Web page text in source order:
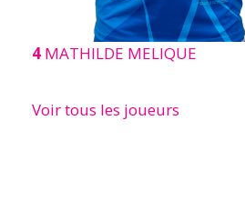
4 MATHILDE MELIQUE
Voir tous les joueurs